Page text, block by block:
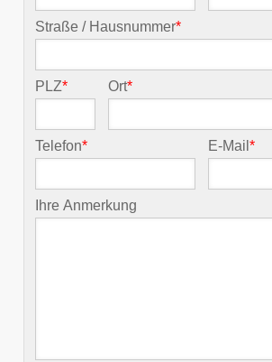
Straße / Hausnummer*
PLZ* Ort*
Telefon* E-Mail*
Ihre Anmerkung